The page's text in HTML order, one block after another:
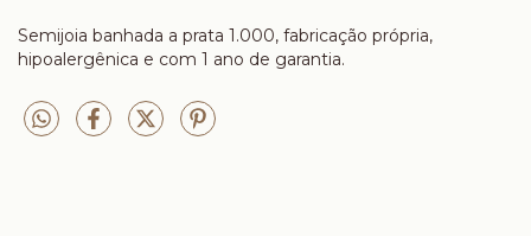
Semijoia banhada a prata 1.000, fabricação própria,
hipoalergênica e com 1 ano de garantia.